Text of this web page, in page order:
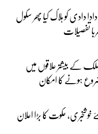
دادی کو ہلاک کیا پھر سکول
ملک کے بیشتر علاقوں میں
ہونے کا امکان
حکوت کا بڑا اعلان